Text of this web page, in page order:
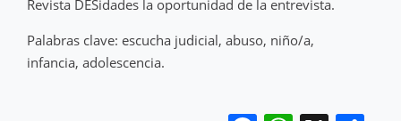
Revista DESidades la oportunidad de la entrevista.
Palabras clave: escucha judicial, abuso, niño/a,
infancia, adolescencia.